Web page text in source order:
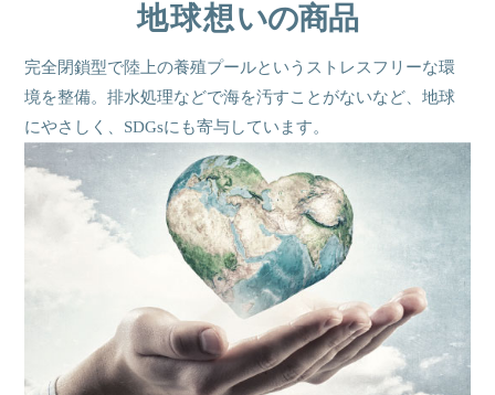
地球想いの商品
完全閉鎖型で陸上の養殖プールという ストレスフリーな環
境を整備。排水処理などで海を汚すことがないなど、地球
にやさしく、SDGsにも寄与しています。